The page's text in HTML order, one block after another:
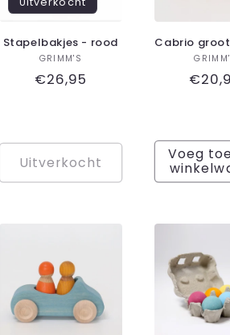
Stapelbakjes - rood
Verkoper:
GRIMM'S
Normale
€26,95
Uitverkocht
Cabrio
Voeg